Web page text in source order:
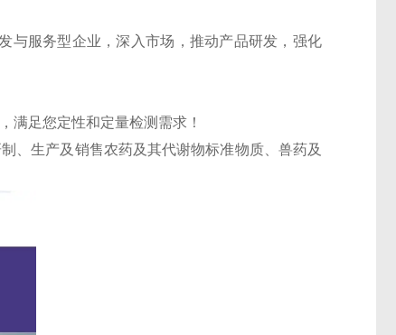
与服务型企业，深入市场，推动产品研发，强化
满足您定性和定量检测需求！
、生产及销售农药及其代谢物标准物质、兽药及